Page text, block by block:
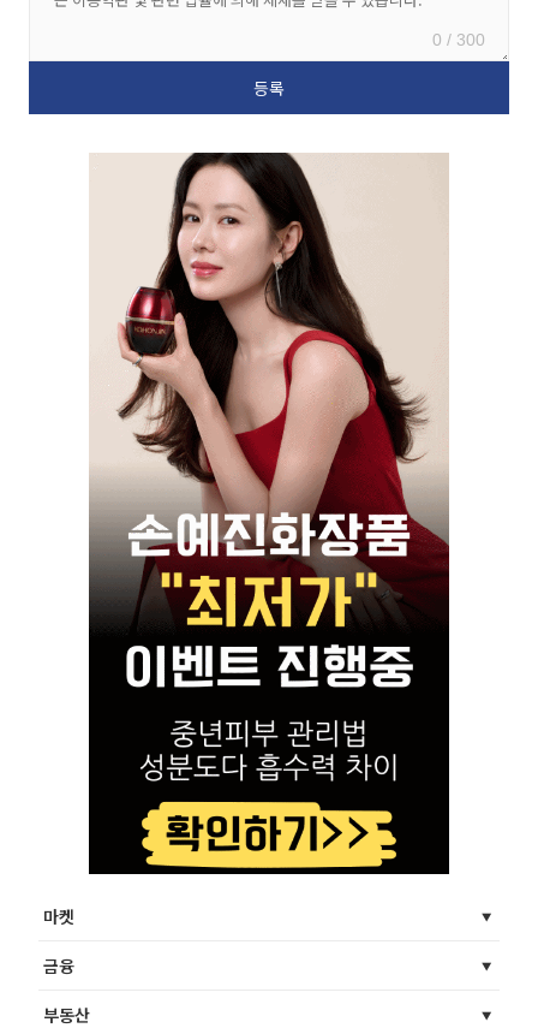
0 / 300
마켓
금융
부동산